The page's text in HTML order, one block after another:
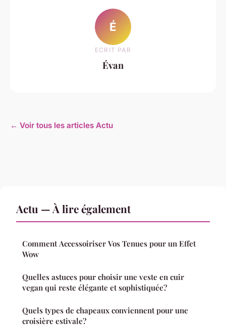
É
ECRIT PAR
Évan
← Voir tous les articles Actu
Actu — À lire également
Comment Accessoiriser Vos Tenues pour un Effet
Wow
Quelles astuces pour choisir une veste en cuir
vegan qui reste élégante et sophistiquée?
Quels types de chapeaux conviennent pour une
croisière estivale?